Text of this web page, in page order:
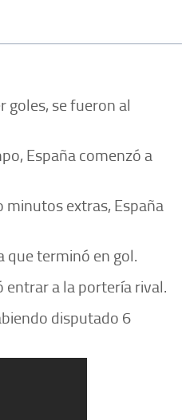
goles, se fueron al
España comenzó a
extras, España
que terminó en gol.
a la portería rival.
disputado 6